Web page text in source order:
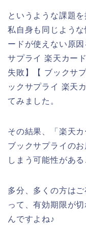
というような課題
私自身も同じよう
ードが使えない原
サプライ 楽天カー
失敗】【 ブックサ
ックサプライ 楽天
てみました。
その結果、「楽天
ブックサプライの
しまう可能性があ
多分、多くの方は
って、有効期限が
んですよね♪